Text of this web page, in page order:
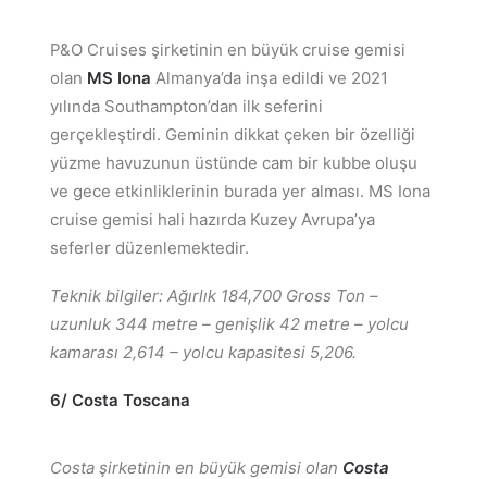
P&O Cruises şirketinin en büyük cruise gemisi
olan MS Iona Almanya’da inşa edildi ve 2021
yılında Southampton’dan ilk seferini
gerçekleştirdi. Geminin dikkat çeken bir özelliği
yüzme havuzunun üstünde cam bir kubbe oluşu
ve gece etkinliklerinin burada yer alması. MS Iona
cruise gemisi hali hazırda Kuzey Avrupa’ya
seferler düzenlemektedir.
Teknik bilgiler: Ağırlık 184,700 Gross Ton –
uzunluk 344 metre – genişlik 42 metre – yolcu
kamarası 2,614 – yolcu kapasitesi 5,206.
6/ Costa Toscana
Costa şirketinin en büyük gemisi olan Costa